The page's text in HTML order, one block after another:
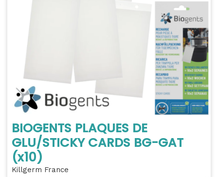
BIOGENTS PLAQUES DE
GLU/STICKY CARDS BG-GAT
(x10)
Killgerm France